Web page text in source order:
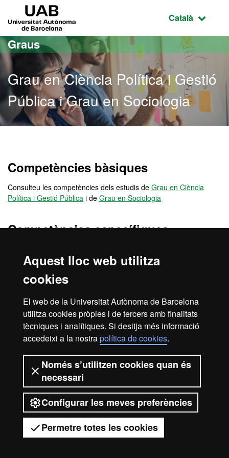
Aquest lloc web utilitza
cookies
El web de la Universitat Autònoma de Barcelona
utilitza cookies pròpies i de tercers amb finalitats
tècniques i analítiques. Si desitja més informació
accedeixi a la nostrapolítica de cookies.
Només s’utilitzen cookies quan és
necessari
Configurar les meves preferències
Permetre totes les cookies
Ves al contingut principal
Ves a la navegació de la pàgina
Idioma
Català
Graus
Grau en Ciència Política i Gestió
Pública i Grau en Sociologia
Tens dubtes?
Competències bàsiques
Consulteu les competències dels estudis de Grau en Ciència
Política i Gestió Pública i de Grau en Sociologia
Competències específiques
Política i Gestió Públicai deGrau en Sociologia
Consulteu les competències dels estudis deGrau en Ciència
Política i Gestió Públicai de Grau en Sociologia
Avís legal Protecció de dades
Sobre el web
Accessibilitat web
2026 Universitat Autònoma de
Barcelona